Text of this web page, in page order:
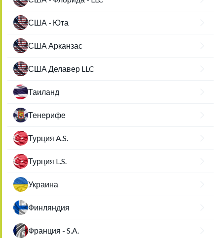
США - Юта
США Арканзас
США Делавер LLC
Таиланд
Тенерифе
Турция A.S.
Турция L.S.
Украина
Финляндия
Франция - S.A.